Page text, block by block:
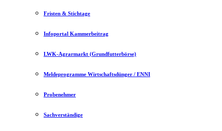
Fristen & Stichtage
Infoportal Kammerbeitrag
LWK-Agrarmarkt (Grundfutterbörse)
Meldeprogramme Wirtschaftsdünger / ENNI
Probenehmer
Sachverständige